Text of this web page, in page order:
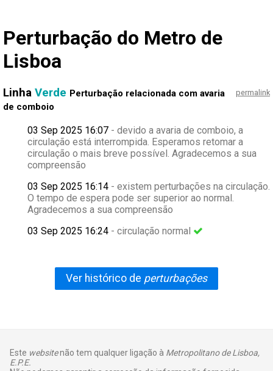
Perturbação do Metro de
Lisboa
permalink
Linha Verde Perturbação relacionada com avaria
de comboio
03 Sep 2025 16:07 - devido a avaria de comboio, a
circulação está interrompida. Esperamos retomar a
circulação o mais breve possível. Agradecemos a sua
compreensão
03 Sep 2025 16:14 - existem perturbações na circulação.
O tempo de espera pode ser superior ao normal.
Agradecemos a sua compreensão
03 Sep 2025 16:24 - circulação normal
Ver histórico de perturbações
Este websitenão tem qualquer ligação à Metropolitano de Lisboa,
E.P.E.